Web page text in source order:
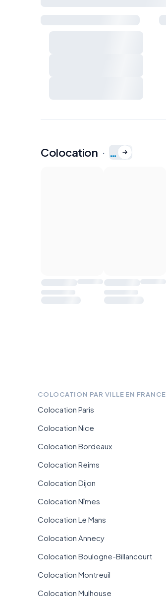
Colocation · …
COLOCATION PAR VILLE EN FRANCE
Colocation Paris
Colocation Nice
Colocation Bordeaux
Colocation Reims
Colocation Dijon
Colocation Nîmes
Colocation Le Mans
Colocation Annecy
Colocation Boulogne-Billancourt
Colocation Montreuil
Colocation Mulhouse